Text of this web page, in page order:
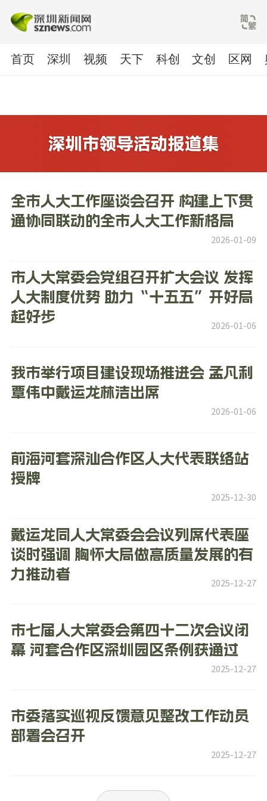
首页 深圳 视频 天下 科创 文创 区网
2026-01-09
全市人大工作座谈会召开 构建上下贯
通协同联动的全市人大工作新格局
2026-01-06
市人大常委会党组召开扩大会议 发挥
人大制度优势 助力“十五五”开好局
起好步
2026-01-06
我市举行项目建设现场推进会 孟凡利
覃伟中戴运龙林洁出席
2025-12-30
前海河套深汕合作区人大代表联络站
授牌
2025-12-27
戴运龙同人大常委会会议列席代表座
谈时强调 胸怀大局做高质量发展的有
力推动者
2025-12-27
市七届人大常委会第四十二次会议闭
幕 河套合作区深圳园区条例获通过
2025-12-27
市委落实巡视反馈意见整改工作动员
部署会召开